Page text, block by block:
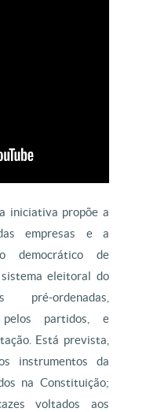
iniciativa propõe a
empresas e a
democrático de
eleitoral do
ordenadas,
pelos partidos, e
Está prevista,
instrumentos da
na Constituição;
voltados aos